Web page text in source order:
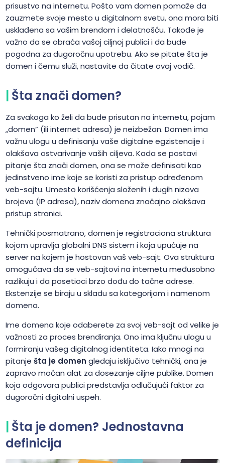
prisustvo na internetu. Pošto vam domen pomaže da
zauzmete svoje mesto u digitalnom svetu, ona mora biti
usklađena sa vašim brendom i delatnošću. Takođe je
važno da se obraća vašoj ciljnoj publici i da bude
pogodna za dugoročnu upotrebu. Ako se pitate šta je
domen i čemu služi, nastavite da čitate ovaj vodič.
Šta znači domen?
Za svakoga ko želi da bude prisutan na internetu, pojam
„domen” (ili internet adresa) je neizbežan. Domen ima
važnu ulogu u definisanju vaše digitalne egzistencije i
olakšava ostvarivanje vaših ciljeva. Kada se postavi
pitanje šta znači domen, ona se može definisati kao
jedinstveno ime koje se koristi za pristup određenom
veb-sajtu. Umesto korišćenja složenih i dugih nizova
brojeva (IP adresa), naziv domena značajno olakšava
pristup stranici.
Tehnički posmatrano, domen je registraciona struktura
kojom upravlja globalni DNS sistem i koja upućuje na
server na kojem je hostovan vaš veb-sajt. Ova struktura
omogućava da se veb-sajtovi na internetu međusobno
razlikuju i da posetioci brzo dođu do tačne adrese.
Ekstenzije se biraju u skladu sa kategorijom i namenom
domena.
Ime domena koje odaberete za svoj veb-sajt od velike je
važnosti za proces brendiranja. Ono ima ključnu ulogu u
formiranju vašeg digitalnog identiteta. Iako mnogi na
pitanje šta je domen gledaju isključivo tehnički, ona je
zapravo moćan alat za dosezanje ciljne publike. Domen
koja odgovara publici predstavlja odlučujući faktor za
dugoročni digitalni uspeh.
Šta je domen? Jednostavna
definicija